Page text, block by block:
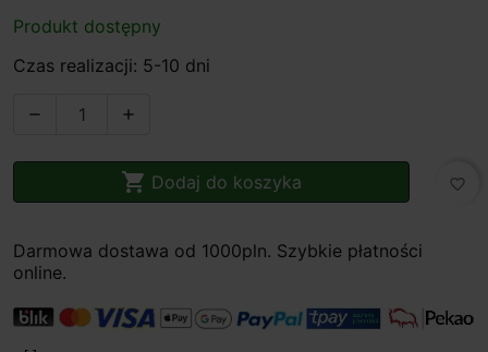
Produkt dostępny
Czas realizacji: 5-10 dni
 
 Dodaj do koszyka favorite_border
Darmowa dostawa od 1000pln. Szybkie płatności
online.